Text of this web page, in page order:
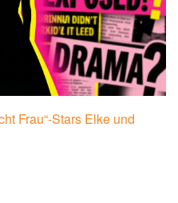
Frau“-Stars Elke und